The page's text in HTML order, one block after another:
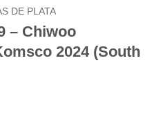
DE PLATA
– Chiwoo
2024 (South